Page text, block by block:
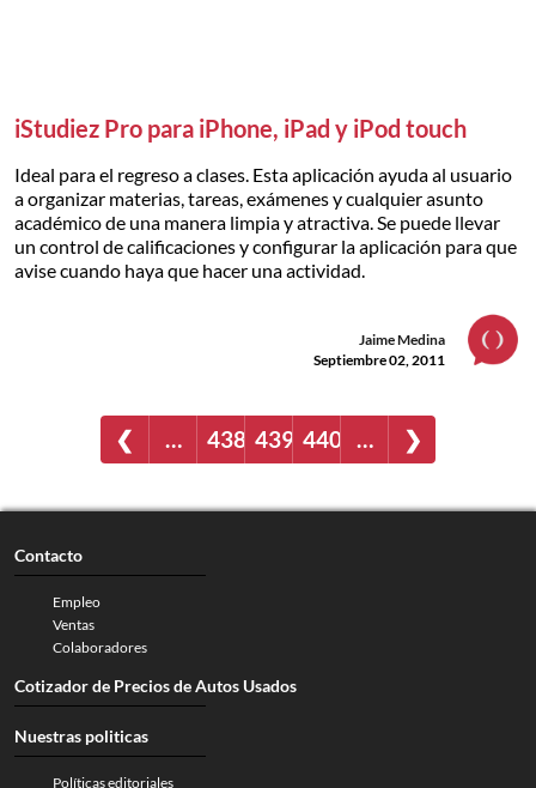
iStudiez Pro para iPhone, iPad y iPod touch
Ideal para el regreso a clases. Esta aplicación ayuda al usuario
a organizar materias, tareas, exámenes y cualquier asunto
académico de una manera limpia y atractiva. Se puede llevar
un control de calificaciones y configurar la aplicación para que
avise cuando haya que hacer una actividad.
Jaime Medina
Septiembre 02, 2011
❮ … 438 439 440 … ❯
Contacto
Empleo
Ventas
Colaboradores
Cotizador de Precios de Autos Usados
Nuestras politicas
Políticas editoriales